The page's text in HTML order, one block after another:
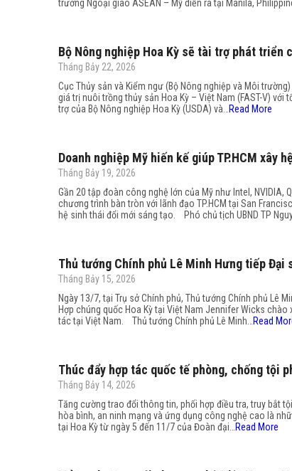
trưởng Ngoại giao ASEAN – Mỹ diễn ra tại Manila,
Bộ Nông nghiệp Hoa Kỳ sẽ tài trợ phát triển
Tháng Bảy 22, 2026
Cục Thủy sản và Kiểm ngư (Bộ Nông nghiệp và Môi
giá trị nuôi trồng thủy sản Hoa Kỳ – Việt Nam (FAST-V) với
trợ của Bộ Nông nghiệp Hoa Kỳ (USDA) và…
Read More
Doanh nghiệp Mỹ hiến kế giúp TP.HCM xây
Tháng Bảy 19, 2026
Gần 20 tập đoàn công nghệ lớn của Mỹ như Intel, NVIDIA,
chương trình bàn tròn với lãnh đạo TP.HCM tại San
hệ sinh thái đổi mới sáng tạo. Phó chủ tịch UBND TP
Thủ tướng Chính phủ Lê Minh Hưng tiếp Đại
Tháng Bảy 15, 2026
Ngày 13/7, tại Trụ sở Chính phủ, Thủ tướng Chính phủ Lê
Hợp chúng quốc Hoa Kỳ tại Việt Nam Jennifer Wicks
tác tại Việt Nam. Thủ tướng Chính phủ Lê Minh…
Read
Thúc đẩy hợp tác quốc tế phòng, chống tội
Tháng Bảy 14, 2026
Tăng cường trao đổi thông tin, phối hợp điều tra, truy bắt
hòa bình, an ninh mạng và ứng dụng công nghệ cao là
tại Hoa Kỳ từ ngày 5 đến 11/7 của Đoàn đại…
Read More